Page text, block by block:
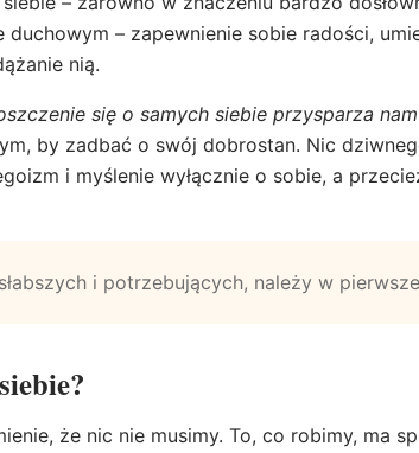
duchowym – zapewnienie sobie radości,
nią.
się o samych siebie przysparza
by zadbać o swój dobrostan. Nic
i myślenie wyłącznie o sobie, a
i potrzebujących, należy w
że nic nie musimy. To, co robimy, ma